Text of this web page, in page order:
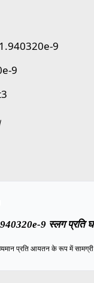
9
9
9 स्लग प्रति
प्रति आयतन के रूप में